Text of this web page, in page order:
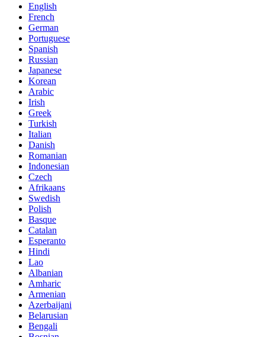
English
French
German
Portuguese
Spanish
Russian
Japanese
Korean
Arabic
Irish
Greek
Turkish
Italian
Danish
Romanian
Indonesian
Czech
Afrikaans
Swedish
Polish
Basque
Catalan
Esperanto
Hindi
Lao
Albanian
Amharic
Armenian
Azerbaijani
Belarusian
Bengali